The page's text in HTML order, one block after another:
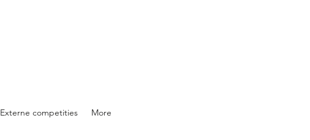
Externe competities More